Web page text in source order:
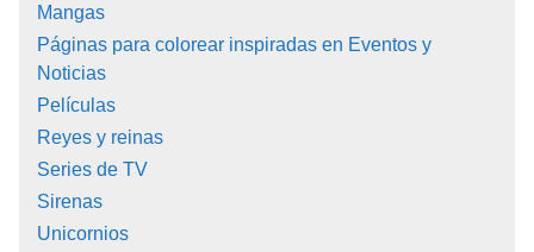
Mangas
Páginas para colorear inspiradas en Eventos y
Noticias
Películas
Reyes y reinas
Series de TV
Sirenas
Unicornios